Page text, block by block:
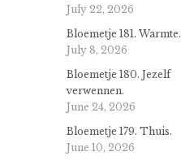
July 22, 2026
Bloemetje 181. Warmte.
July 8, 2026
Bloemetje 180. Jezelf
verwennen.
June 24, 2026
Bloemetje 179. Thuis.
June 10, 2026